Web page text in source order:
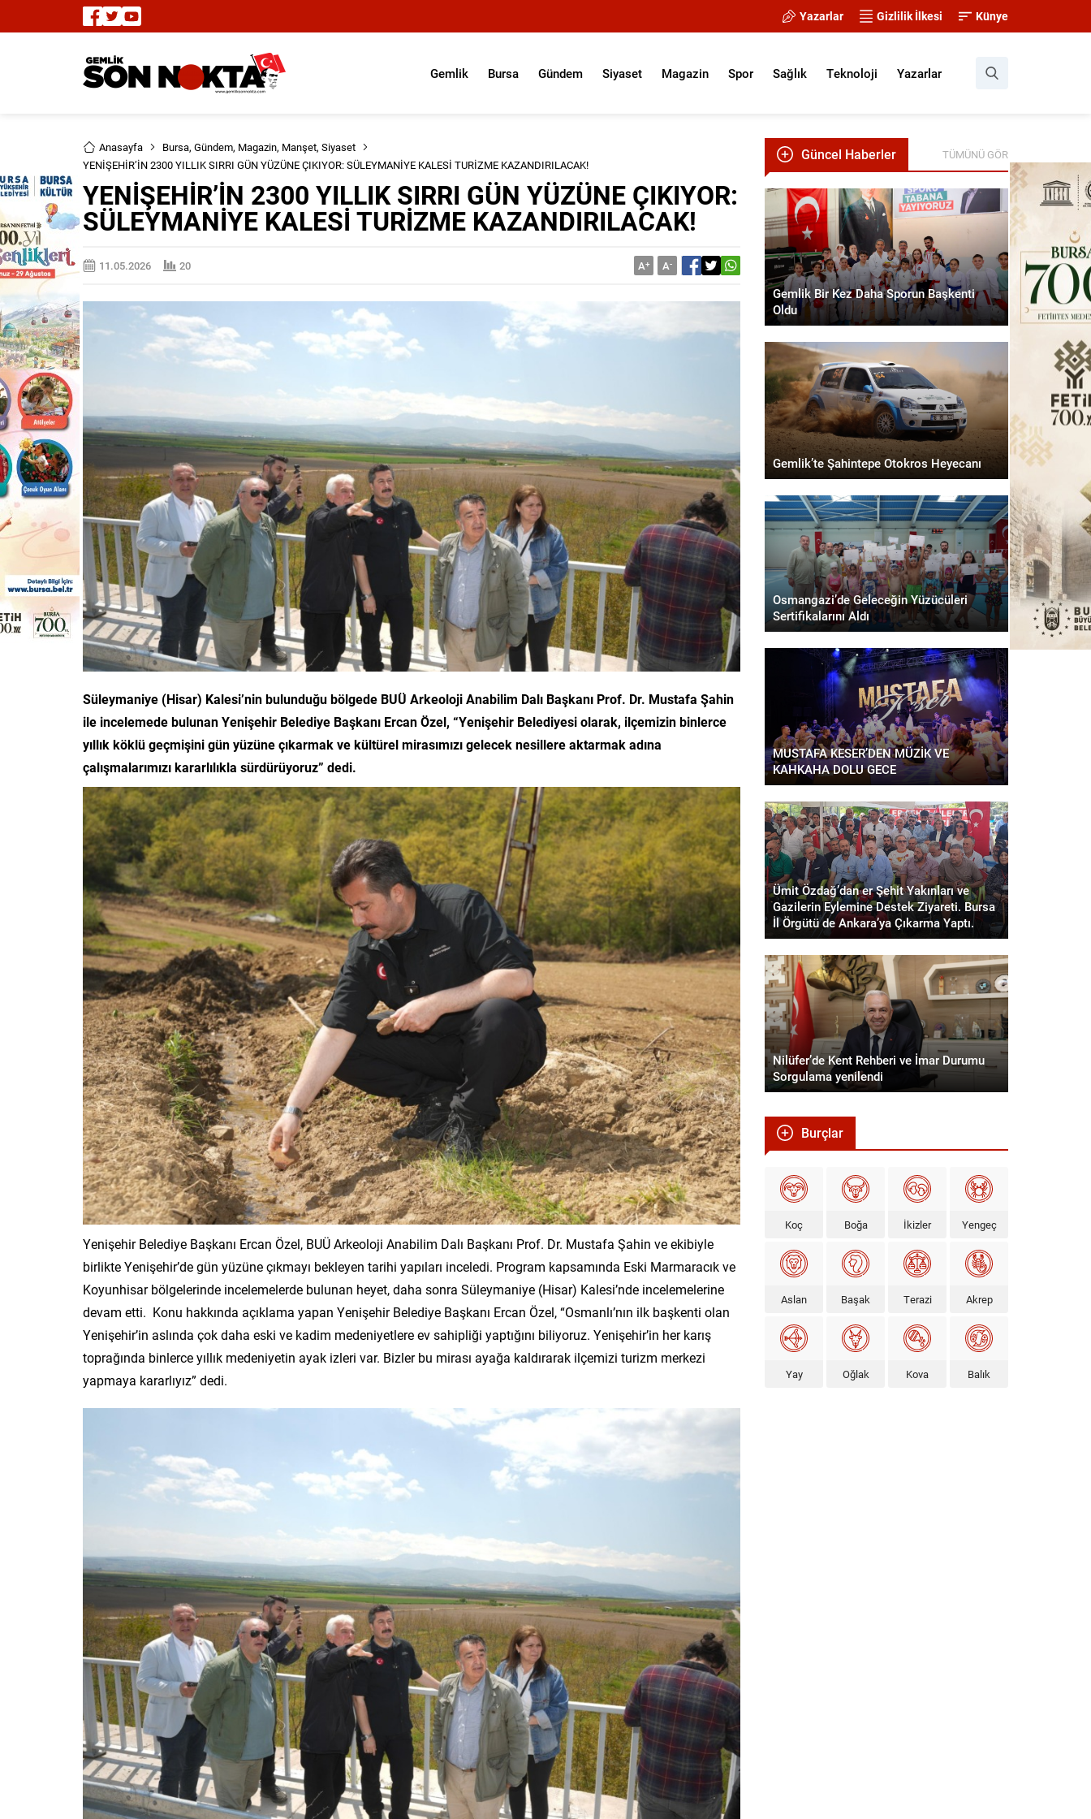
Yazarlar Gizlilik İlkesi Künye
Gemlik Bursa Gündem Siyaset Magazin Spor Sağlık Teknoloji Yazarlar
Anasayfa Bursa, Gündem, Magazin, Manşet, Siyaset
YENİŞEHİR’İN 2300 YILLIK SIRRI GÜN YÜZÜNE ÇIKIYOR: SÜLEYMANİYE KALESİ TURİZME KAZANDIRILACAK!
YENİŞEHİR’İN 2300 YILLIK SIRRI GÜN YÜZÜNE ÇIKIYOR:
SÜLEYMANİYE KALESİ TURİZME KAZANDIRILACAK!
11.05.2026 20 A+ A-
Süleymaniye (Hisar) Kalesi’nin bulunduğu bölgede BUÜ Arkeoloji Anabilim Dalı Başkanı Prof. Dr. Mustafa Şahin
ile incelemede bulunan Yenişehir Belediye Başkanı Ercan Özel, “Yenişehir Belediyesi olarak, ilçemizin binlerce
yıllık köklü geçmişini gün yüzüne çıkarmak ve kültürel mirasımızı gelecek nesillere aktarmak adına
çalışmalarımızı kararlılıkla sürdürüyoruz” dedi.
Yenişehir Belediye Başkanı Ercan Özel, BUÜ Arkeoloji Anabilim Dalı Başkanı Prof. Dr. Mustafa Şahin ve ekibiyle
birlikte Yenişehir’de gün yüzüne çıkmayı bekleyen tarihi yapıları inceledi. Program kapsamında Eski Marmaracık ve
Koyunhisar bölgelerinde incelemelerde bulunan heyet, daha sonra Süleymaniye (Hisar) Kalesi’nde incelemelerine
devam etti. Konu hakkında açıklama yapan Yenişehir Belediye Başkanı Ercan Özel, “Osmanlı’nın ilk başkenti olan
Yenişehir’in aslında çok daha eski ve kadim medeniyetlere ev sahipliği yaptığını biliyoruz. Yenişehir’in her karış
toprağında binlerce yıllık medeniyetin ayak izleri var. Bizler bu mirası ayağa kaldırarak ilçemizi turizm merkezi
yapmaya kararlıyız” dedi.
Güncel Haberler TÜMÜNÜ GÖR
Gemlik Bir Kez Daha Sporun Başkenti
Oldu
Gemlik’te Şahintepe Otokros Heyecanı
Osmangazi’de Geleceğin Yüzücüleri
Sertifikalarını Aldı
MUSTAFA KESER’DEN MÜZİK VE
KAHKAHA DOLU GECE
Ümit Özdağ’dan er Şehit Yakınları ve
Gazilerin Eylemine Destek Ziyareti. Bursa
İl Örgütü de Ankara’ya Çıkarma Yaptı.
Nilüfer’de Kent Rehberi ve İmar Durumu
Sorgulama yenilendi
Burçlar
Koç Boğa İkizler Yengeç
Aslan Başak Terazi Akrep
Yay Oğlak Kova Balık